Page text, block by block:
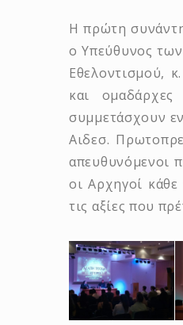
Η πρώτη
ο Υπεύθυνος
Εθελοντισμού,
και
συμμετάσχουν
Αιδεσ.
απευθυνόμενοι
οι Αρχηγοί
τις αξίες που